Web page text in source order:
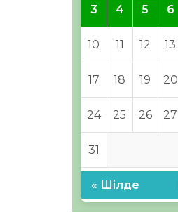
3 4 5 6
10 11 12 13
17 18 19 20
24 25 26 27
31
« Шілде